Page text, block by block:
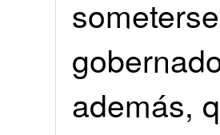
además,